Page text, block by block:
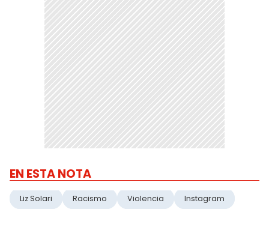
EN ESTA NOTA
Liz Solari Racismo Violencia Instagram